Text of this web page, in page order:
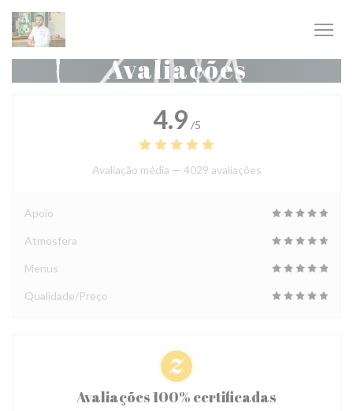
Painel de Gerenciamento de Cookies
Avaliações
4.9 /5
Avaliação média — 4029 avaliações
Apoio
Atmosfera
Menus
Qualidade/Preço
Avaliações 100% certificadas